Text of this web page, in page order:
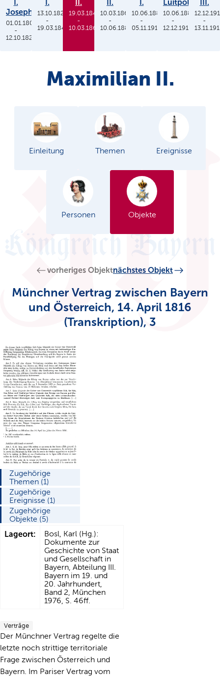
I.
Joseph
01.01.1806
-
12.10.1825
I.
13.10.1825
-
19.03.1848
II.
19.03.1848
-
10.03.1864
II.
10.03.1864
-
10.06.1886
I.
10.06.1886
-
05.11.1913
Luitpold
10.06.1886
-
12.12.1912
III.
-
Maximilian II.
Einleitung Themen Ereignisse
Personen Objekte
vorheriges Objektnächstes Objekt
Münchner Vertrag zwischen Bayern
und Österreich, 14. April 1816
(Transkription), 3
Zugehörige
Themen (1)
Zugehörige
Ereignisse (1)
Zugehörige
Objekte (5)
Lageort:
Bosl, Karl (Hg.):
Dokumente zur
Geschichte von Staat
und Gesellschaft in
Bayern, Abteilung III.
Bayern im 19. und
20. Jahrhundert,
Band 2, München
1976, S. 46ff.
Verträge
Der Münchner Vertrag regelte die
letzte noch strittige territoriale
Frage zwischen Österreich und
Bayern. Im Pariser Vertrag vom